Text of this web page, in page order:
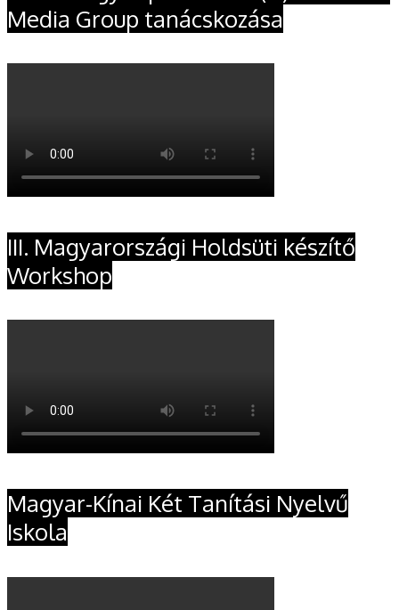
Media Group tanácskozása
III. Magyarországi Holdsüti készítő
Workshop
Magyar-Kínai Két Tanítási Nyelvű
Iskola